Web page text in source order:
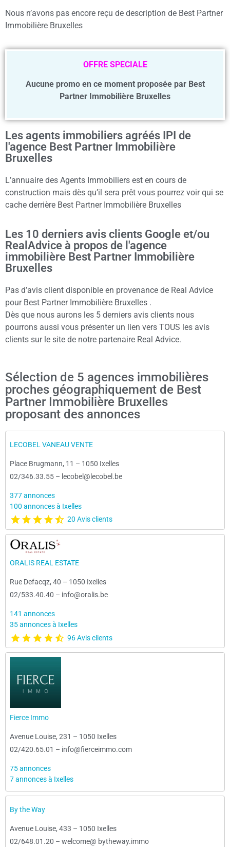
Nous n’avons pas encore reçu de description de Best Partner
Immobilière Bruxelles
OFFRE SPECIALE
Aucune promo en ce moment proposée par Best
Partner Immobilière Bruxelles
Les agents immobiliers agréés IPI de
l'agence Best Partner Immobilière
Bruxelles
L’annuaire des Agents Immobiliers est en cours de
construction mais dès qu’il sera prêt vous pourrez voir qui se
cache derrière Best Partner Immobilière Bruxelles
Les 10 derniers avis clients Google et/ou
RealAdvice à propos de l'agence
immobilière Best Partner Immobilière
Bruxelles
Pas d’avis client disponible en provenance de Real Advice
pour Best Partner Immobilière Bruxelles .
Dès que nous aurons les 5 derniers avis clients nous
pourrons aussi vous présenter un lien vers TOUS les avis
clients sur le site de notre partenaire Real Advice.
Sélection de 5 agences immobilières
proches géographiquement de Best
Partner Immobilière Bruxelles
proposant des annonces
LECOBEL VANEAU VENTE
Place Brugmann, 11 – 1050 Ixelles
02/346.33.55 – lecobel@lecobel.be
377 annonces
100 annonces à Ixelles
20 Avis clients
ORALIS REAL ESTATE
Rue Defacqz, 40 – 1050 Ixelles
02/533.40.40 – info@oralis.be
141 annonces
35 annonces à Ixelles
96 Avis clients
Fierce Immo
Avenue Louise, 231 – 1050 Ixelles
02/420.65.01 – info@fierceimmo.com
75 annonces
7 annonces à Ixelles
By the Way
Avenue Louise, 433 – 1050 Ixelles
02/648.01.20 – welcome@ bytheway.immo